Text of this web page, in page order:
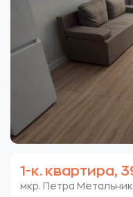
1-к. квартира,
мкр. Петра